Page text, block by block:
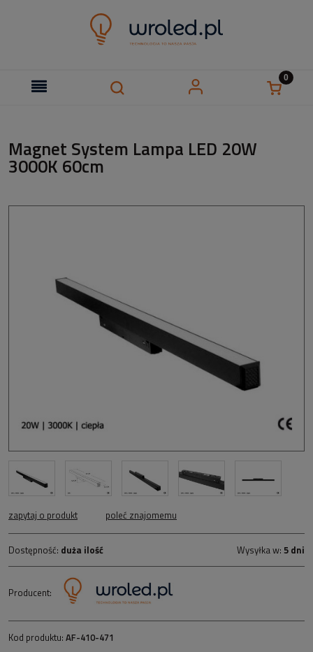
Magnet System Lampa LED 20W
3000K 60cm
zapytaj o produkt poleć znajomemu
Dostępność: duża ilość Wysyłka w: 5 dni
Producent:
Kod produktu: AF-410-471